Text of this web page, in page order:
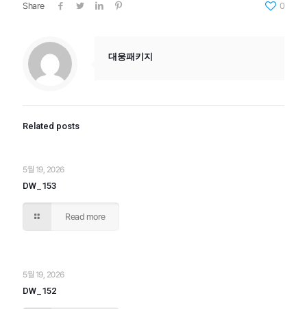
Share 0
대웅패키지
Related posts
5월 19, 2026
DW_153
Read more
5월 19, 2026
DW_152